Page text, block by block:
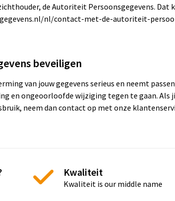
de Autoriteit Persoonsgegevens. Dat
nl/contact-met-de-autoriteit-
beveiligen
van jouw gegevens serieus en neemt
en ongeoorloofde wijziging tegen te gaan.
neem dan contact op met onze
Kwaliteit
Kwaliteit is our middle name